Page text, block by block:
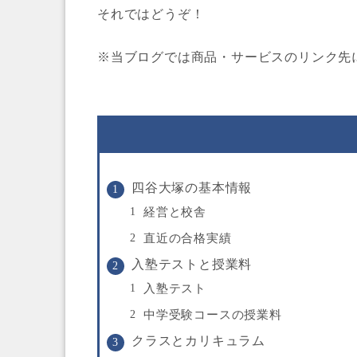
それではどうぞ！
※当ブログでは商品・サービスのリンク
四谷大塚の基本情報
経営と校舎
直近の合格実績
入塾テストと授業料
入塾テスト
中学受験コースの授業料
クラスとカリキュラム